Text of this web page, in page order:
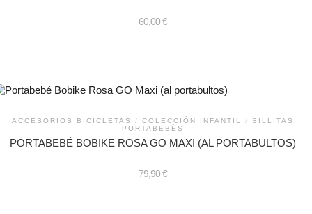
60,00€
ACCESORIOS BICICLETAS / COLECCIÓN INFANTIL /
SILLITAS
PORTABEBÉS
PORTABEBÉ BOBIKE ROSA GO MAXI (AL PORTABULTOS)
79,90€